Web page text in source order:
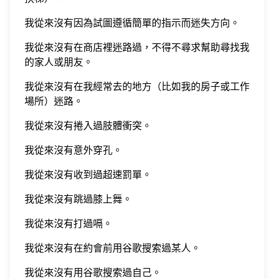
我從來沒有因為試圖遵循簡單的指示而迷失方向。
我從來沒有在商店裡迷路過，不得不尋求幫助尋找我
的家人或朋友。
我從來沒有在我經常去的地方（比如我的房子或工作
場所）迷路。
我從來沒有捲入過肢體衝突。
我從來沒有意外穿孔。
我從來沒有收到過超速罰單。
我從來沒有跳過膝上舞。
我從來沒有打過嗝。
我從來沒有在約會前用谷歌搜索過某人。
我從來沒有用谷歌搜索過自己。